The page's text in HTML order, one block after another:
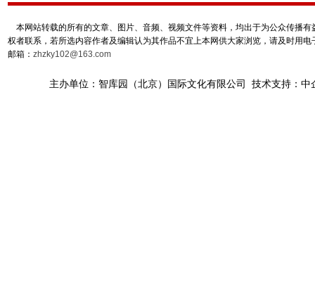
本网站转载的所有的文章、图片、音频、视频文件等资料，均出于为公众传播
权者联系，若所选内容作者及编辑认为其作品不宜上本网供大家浏览，请及时用
邮箱： zhzky102@163.com
主办单位：智库园（北京）国际文化有限公司 技术支持：